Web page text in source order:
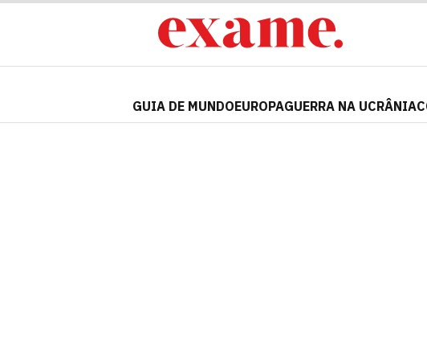
GUIA DE MUNDOEUROPAGUERRA NA UCRÂNIA